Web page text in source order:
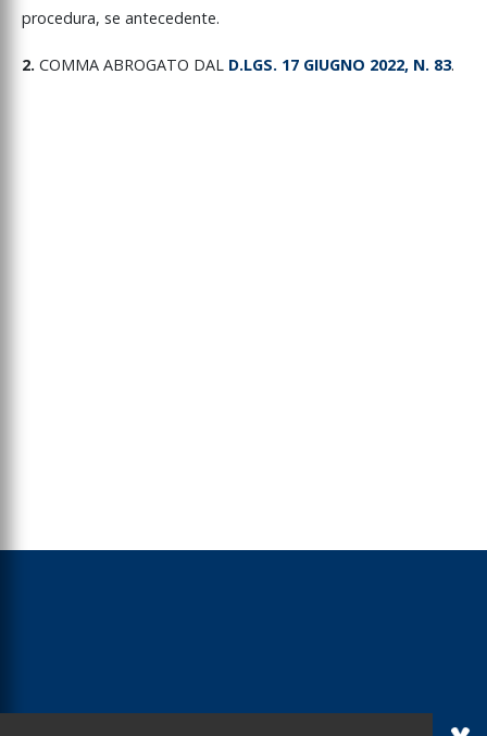
procedura, se antecedente.
2. COMMA ABROGATO DAL D.LGS. 17 GIUGNO 2022, N. 83.